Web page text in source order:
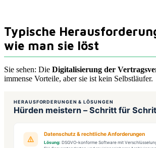
Typische
wie man sie löst
Sie sehen: Die Digitalisierung der
immense Vorteile, aber sie ist kein Selbstläufer.